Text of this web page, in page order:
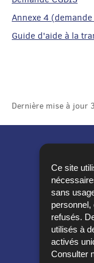
Ce site
sans
personnel,
refusés.
utilisés à
activés
Consulter
Annexe 4 (demande
Guide d'aide à la
Dernière mise à jour